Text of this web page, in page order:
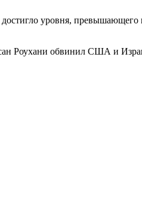
уровня, превышающего
Роухани обвинил США и